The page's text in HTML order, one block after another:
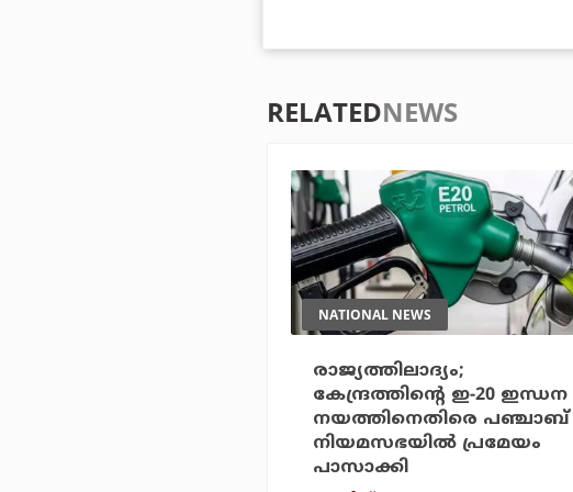
RELATEDNEWS
NATIONAL NEWS
രാജ്യത്തിലാദ്യം;
കേന്ദ്രത്തിന്റെ ഇ-20 ഇന്ധന
നയത്തിനെതിരെ പഞ്ചാബ്
നിയമസഭയില്‍ പ്രമേയം
പാസാക്കി